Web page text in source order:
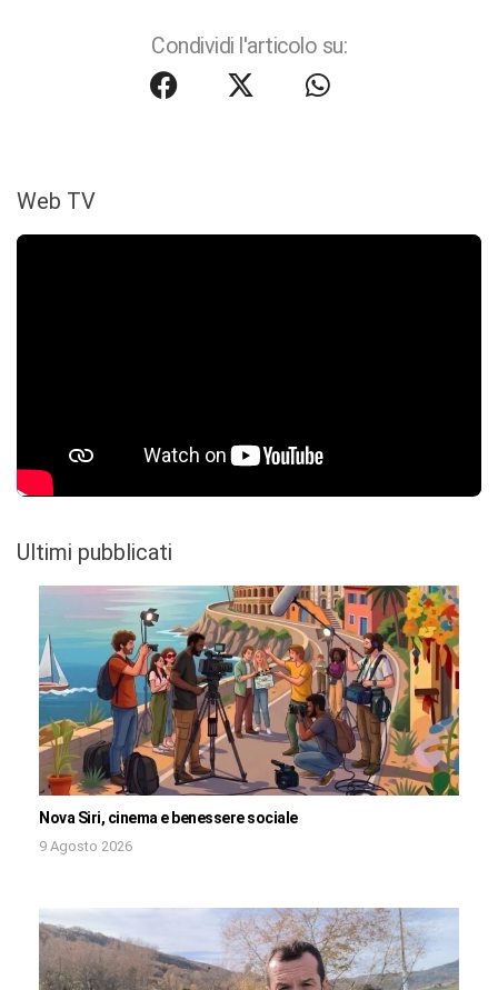
Condividi l'articolo su:
Web TV
Ultimi pubblicati
Nova Siri, cinema e benessere sociale
9 Agosto 2026